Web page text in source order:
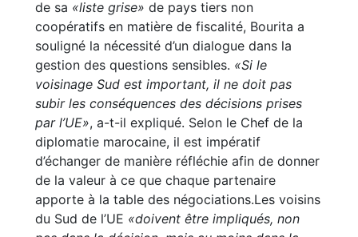
de sa «liste grise» de pays tiers non
coopératifs en matière de fiscalité, Bourita a
souligné la nécessité d’un dialogue dans la
gestion des questions sensibles. «Si le
voisinage Sud est important, il ne doit pas
subir les conséquences des décisions prises
par l’UE», a-t-il expliqué. Selon le Chef de la
diplomatie marocaine, il est impératif
d’échanger de manière réfléchie afin de donner
de la valeur à ce que chaque partenaire
apporte à la table des négociations.Les voisins
du Sud de l’UE «doivent être impliqués, non